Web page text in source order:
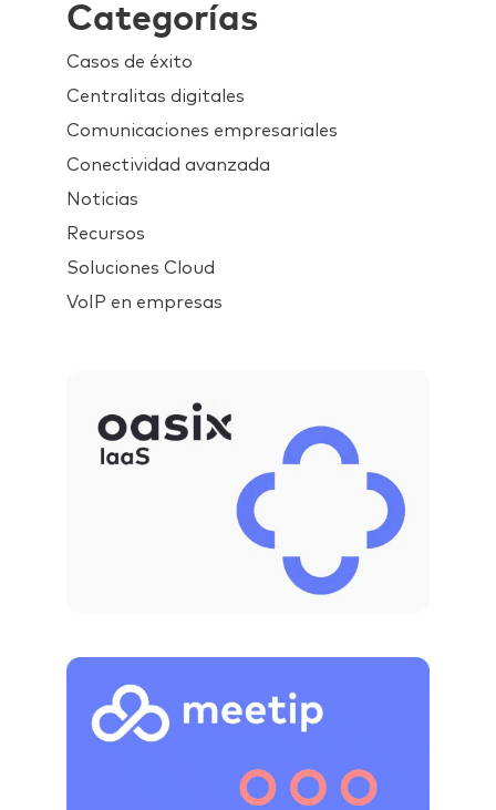
Categorías
Casos de éxito
Centralitas digitales
Comunicaciones empresariales
Conectividad avanzada
Noticias
Recursos
Soluciones Cloud
VoIP en empresas